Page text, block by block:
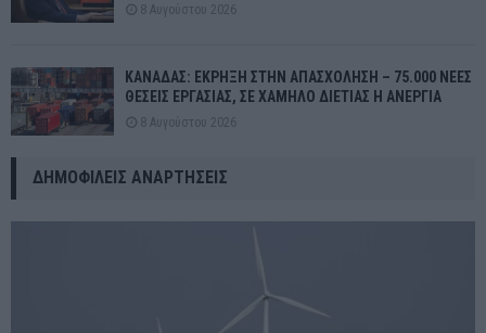
8 Αυγούστου 2026
ΚΑΝΑΔΑΣ: ΕΚΡΗΞΗ ΣΤΗΝ ΑΠΑΣΧΟΛΗΣΗ – 75.000 ΝΕΕΣ
ΘΕΣΕΙΣ ΕΡΓΑΣΙΑΣ, ΣΕ ΧΑΜΗΛΟ ΔΙΕΤΙΑΣ Η ΑΝΕΡΓΙΑ
8 Αυγούστου 2026
ΔΗΜΟΦΙΛΕΊΣ ΑΝΑΡΤΉΣΕΙΣ